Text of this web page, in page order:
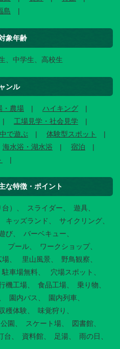
島
象年齢
、中学生、高校生
ンル
・農場
ハイキング
工場見学・社会見学
で遊ぶ
体験型スポット
海水浴・湖水浴
宿泊
な特徴・ポイント
） スライダー
遊具
キッズランド
サイクリング
び
バーベキュー
プール
ワークショップ
場 里山風景
野鳥観察
駐車場無料
穴場スポット
機工場 食品工場
乗り物
園内バス
園内列車
穫体験
味覚狩り
園 スケート場
図書館
台 資料館 足湯
雨の日